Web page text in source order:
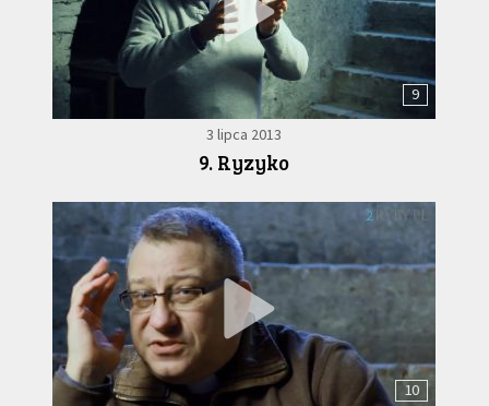
9
3 lipca 2013
9. Ryzyko
10